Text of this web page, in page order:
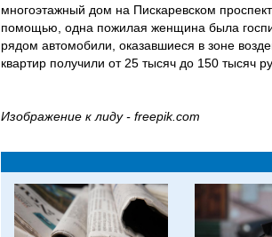
многоэтажный дом на Пискаревском
помощью, одна пожилая женщина была
рядом автомобили, оказавшиеся в зоне
квартир получили от 25 тысяч до 150 тысяч
Изображение к лиду - freepik.com